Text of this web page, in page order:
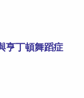
亨丁頓舞蹈症